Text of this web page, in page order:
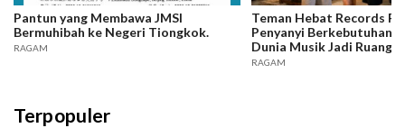
Pantun yang Membawa JMSI
Bermuhibah ke Negeri Tiongkok.
RAGAM
Teman Hebat Records
Penyanyi Berkebutuhan
Dunia Musik Jadi Ruang
Berkarya
RAGAM
Terpopuler